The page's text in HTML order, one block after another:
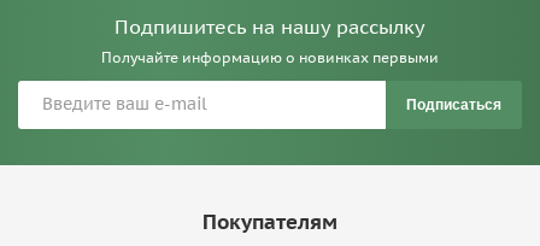
Подпишитесь на нашу рассылку
Получайте информацию о новинках первыми
Подписаться
Покупателям